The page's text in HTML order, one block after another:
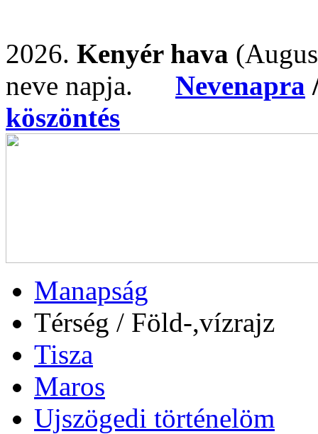
2026. Kenyér hava
neve napja. Nevenapra
köszöntés
Manapság
Térség / Föld-,vízrajz
Tisza
Maros
Ujszögedi történelöm